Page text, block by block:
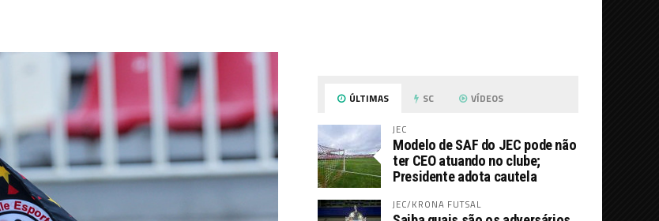
ÚLTIMAS SC VÍDEOS
JEC
Modelo de SAF do JEC pode não
ter CEO atuando no clube;
Presidente adota cautela
JEC/KRONA FUTSAL